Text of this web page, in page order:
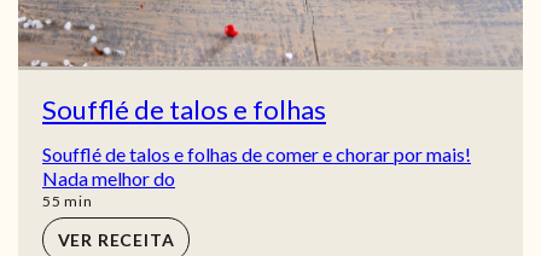
Soufflé de talos e folhas
Soufflé de talos e folhas de comer e chorar por mais!
Nada melhor do
55 min
min
VER RECEITA